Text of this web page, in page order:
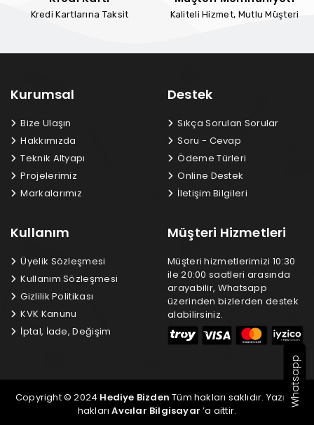
Kredi Kartlarına Taksit Kaliteli Hizmet, Mutlu Müşteri
Kurumsal
Bize Ulaşın
Hakkımızda
Teknik Altyapı
Projelerimiz
Markalarımız
Destek
Sıkça Sorulan Sorular
Soru - Cevap
Ödeme Türleri
Online Destek
İletişim Bilgileri
Kullanım
Üyelik Sözleşmesi
Kullanım Sözleşmesi
Gizlilik Politikası
KVK Kanunu
İptal, İade, Değişim
Müşteri Hizmetleri
Müşteri hizmetlerimizi 10:30
ile 20:00 saatleri arasında
arayabilir, Whatsapp
üzerinden bizlerden destek
alabilirsiniz.
Copyright © 2024 Hediye Bizden Tüm hakları saklıdır. Yazılım
haklarıAvcılar Bilgisayar ’a aittir.
Whatsapp